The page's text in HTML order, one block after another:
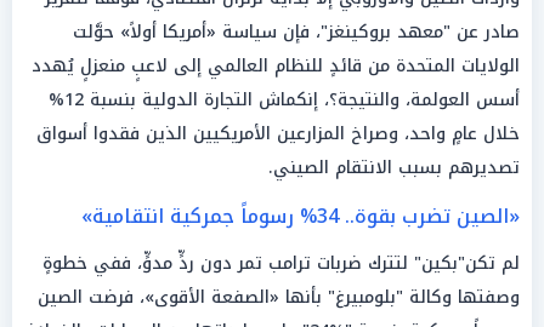
صادر عن "معهد بروكينغز"، فإن سياسة «أمريكا أولاً» حوَّلت
الولايات المتحدة من قائدٍ للنظام العالمي إلى لاعبٍ منعزلٍ يُهدد
أسس العولمة، والنتيجة؟، إنكماش التجارة الدولية بنسبة 12%
خلال عامٍ واحد، وصراخ المزارعين الأمريكيين الذين فقدوا أسواق
تصديرهم بسبب الانتقام الصيني.
«الصين تضرب بقوة.. 34% رسوماً جمركية انتقامية»
لم تكن"بكين" لتترك ضربات ترامب تمر دون ردٍّ مدوٍّ، ففي خطوةٍ
وصفتها وكالة "بلومبيرغ" بأنها «الصفعة الأقوى»، فرضت الصين